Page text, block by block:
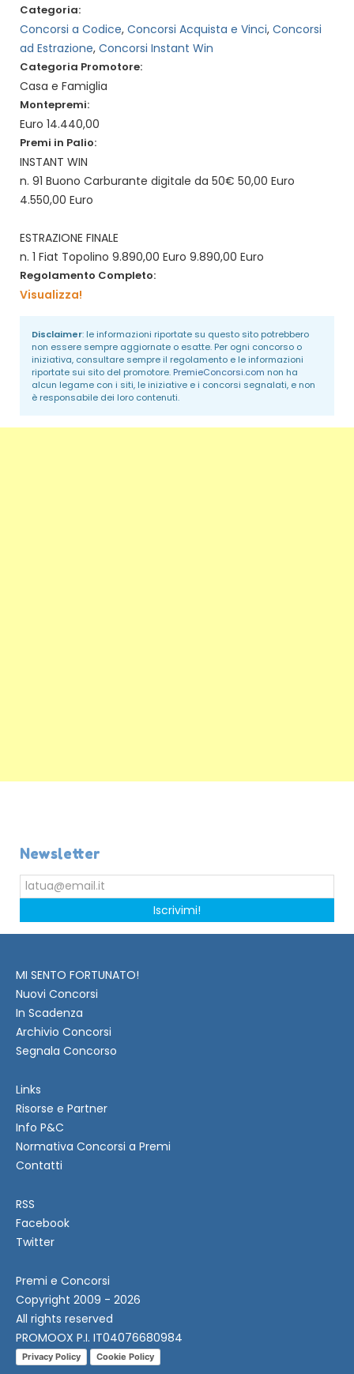
Categoria:
Concorsi a Codice, Concorsi Acquista e Vinci, Concorsi
ad Estrazione, Concorsi Instant Win
Categoria Promotore:
Casa e Famiglia
Montepremi:
Euro 14.440,00
Premi in Palio:
INSTANT WIN
n. 91 Buono Carburante digitale da 50€ 50,00 Euro
4.550,00 Euro
ESTRAZIONE FINALE
n. 1 Fiat Topolino 9.890,00 Euro 9.890,00 Euro
Regolamento Completo:
Visualizza!
Disclaimer: le informazioni riportate su questo sito potrebbero
non essere sempre aggiornate o esatte. Per ogni concorso o
iniziativa, consultare sempre il regolamento e le informazioni
riportate sui sito del promotore. PremieConcorsi.com non ha
alcun legame con i siti, le iniziative e i concorsi segnalati, e non
è responsabile dei loro contenuti.
Newsletter
Iscrivimi!
MI SENTO FORTUNATO!
Nuovi Concorsi
In Scadenza
Archivio Concorsi
Segnala Concorso
Links
Risorse e Partner
Info P&C
Normativa Concorsi a Premi
Contatti
RSS
Facebook
Twitter
Premi e Concorsi
Copyright 2009 - 2026
All rights reserved
PROMOOX P.I. IT04076680984
Privacy Policy Cookie Policy